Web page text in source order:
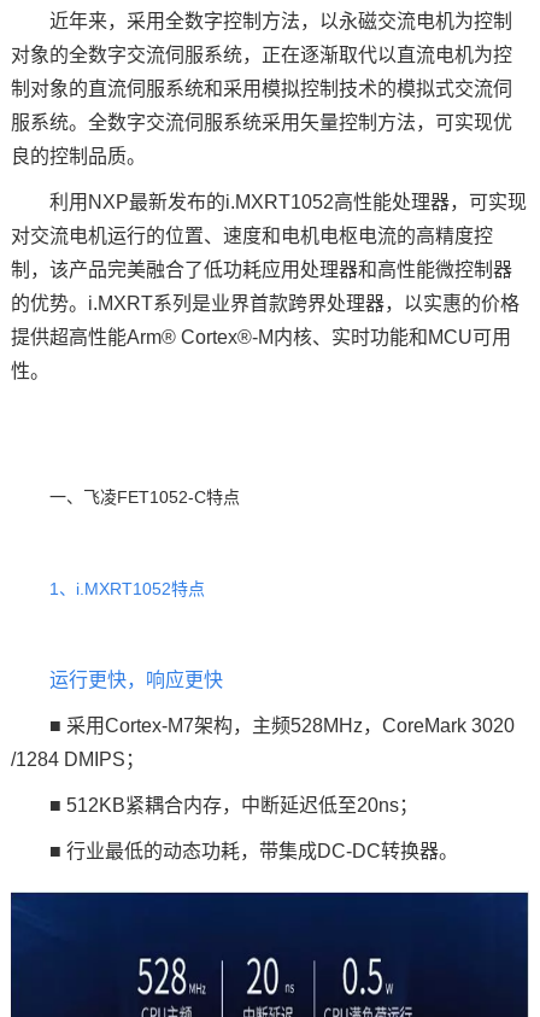
近年来，采用全数字控制方法，以永磁交流电机为控制
对象的全数字交流伺服系统，正在逐渐取代以直流电机为控
制对象的直流伺服系统和采用模拟控制技术的模拟式交流伺
服系统。全数字交流伺服系统采用矢量控制方法，可实现优
良的控制品质。
利用 NXP最新发布的i.MXRT1052高性能处理器，可实现
对交流电机运行的位置、速度和电机电枢电流的高精度控
制，该产品完美融合了低功耗应用处理器和高性能微控制器
的优势。i.MXRT系列是业界首款跨界处理器，以实惠的价格
提供超高性能Arm® Cortex®-M内核、实时功能和MCU可用
性。
一、 飞凌FET1052-C特点
1、 i.MXRT1052特点
运行更快，响应更快
■ 采用Cortex-M7架构，主频528MHz，CoreMark 3020
/1284 DMIPS；
■ 512KB紧耦合内存，中断延迟低至20ns；
■ 行业最低的动态功耗，带集成DC-DC转换器。